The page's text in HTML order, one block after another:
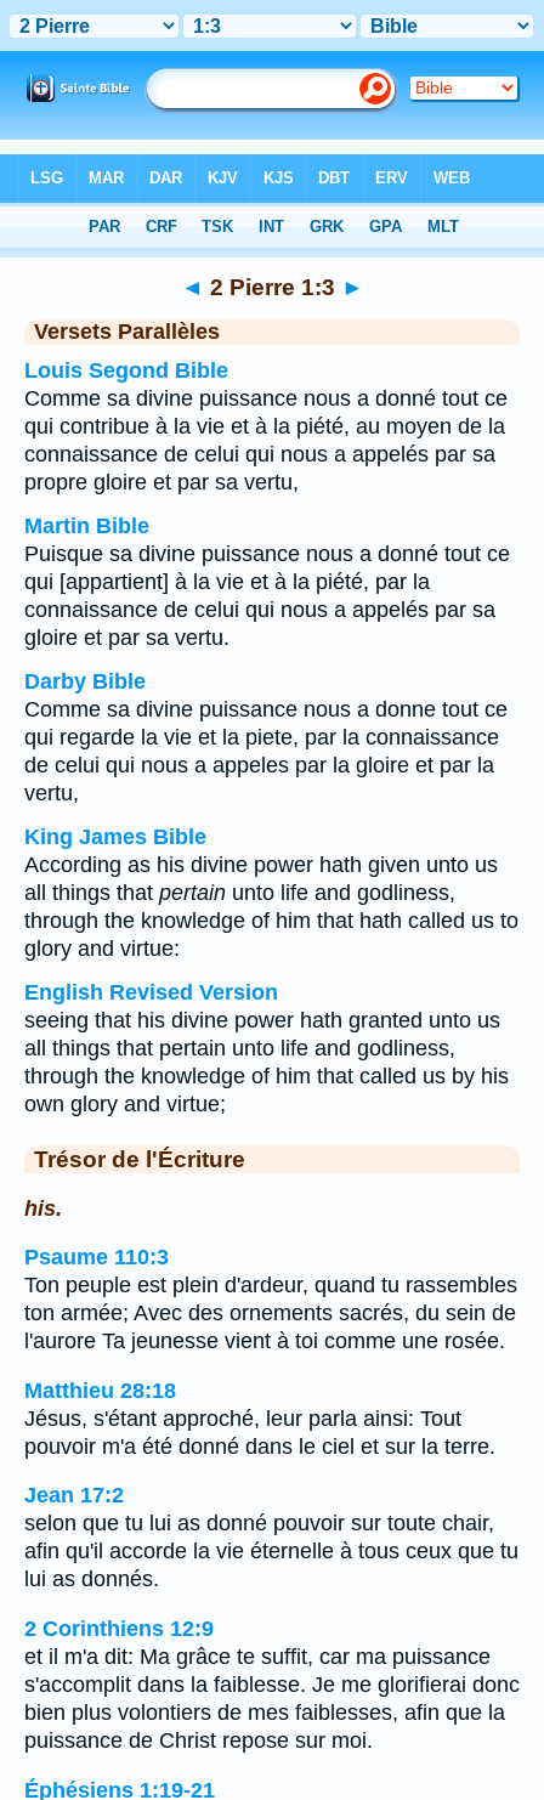
Chapitre 1> Verset 3
◄ 2 Pierre 1:3 ►
Versets Parallèles
Louis Segond Bible
Comme sa divine puissance nous a donné tout ce
qui contribue à la vie et à la piété, au moyen de la
connaissance de celui qui nous a appelés par sa
propre gloire et par sa vertu,
Martin Bible
Puisque sa divine puissance nous a donné tout ce
qui [appartient] à la vie et à la piété, par la
connaissance de celui qui nous a appelés par sa
gloire et par sa vertu.
Darby Bible
Comme sa divine puissance nous a donne tout ce
qui regarde la vie et la piete, par la connaissance
de celui qui nous a appeles par la gloire et par la
vertu,
King James Bible
According as his divine power hath given unto us
all things that pertain unto life and godliness,
through the knowledge of him that hath called us to
glory and virtue:
English Revised Version
seeing that his divine power hath granted unto us
all things that pertain unto life and godliness,
through the knowledge of him that called us by his
own glory and virtue;
Trésor de l'Écriture
his.
Psaume 110:3
Ton peuple est plein d'ardeur, quand tu rassembles
ton armée; Avec des ornements sacrés, du sein de
l'aurore Ta jeunesse vient à toi comme une rosée.
Matthieu 28:18
Jésus, s'étant approché, leur parla ainsi: Tout
pouvoir m'a été donné dans le ciel et sur la terre.
Jean 17:2
selon que tu lui as donné pouvoir sur toute chair,
afin qu'il accorde la vie éternelle à tous ceux que tu
lui as donnés.
2 Corinthiens 12:9
et il m'a dit: Ma grâce te suffit, car ma puissance
s'accomplit dans la faiblesse. Je me glorifierai donc
bien plus volontiers de mes faiblesses, afin que la
puissance de Christ repose sur moi.
Éphésiens 1:19-21